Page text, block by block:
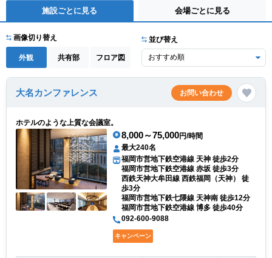
施設ごとに見る 会場ごとに見る
画像切り替え
外観 共有部 フロア図
並び替え
大名カンファレンス お問い合わせ
ホテルのような上質な会議室。
8,000～75,000円/時間
最大240名
福岡市営地下鉄空港線 天神 徒歩2分
福岡市営地下鉄空港線 赤坂 徒歩3分
西鉄天神大牟田線 西鉄福岡（天神） 徒
歩3分
福岡市営地下鉄七隈線 天神南 徒歩12分
福岡市営地下鉄空港線 博多 徒歩40分
092-600-9088
キャンペーン